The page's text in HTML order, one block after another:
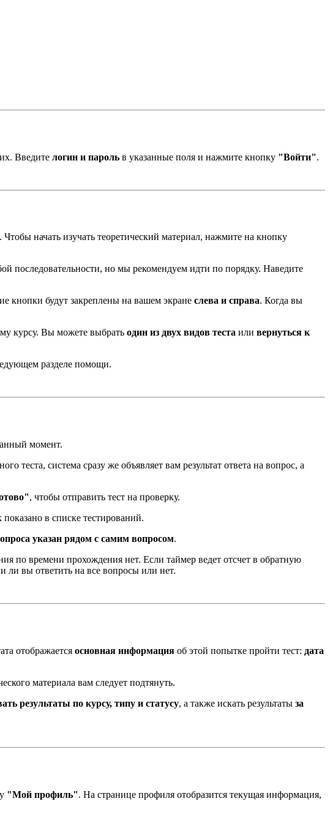
Введите логин и пароль в указанные поля и нажмите кнопку "Войти".
начать изучать теоретический материал, нажмите на кнопку
последовательности, но мы рекомендуем идти по порядку. Наведите
кнопки будут закреплены на вашем экране слева и справа. Когда вы
курсу. Вы можете выбрать один из двух видов теста или вернуться к
разделе помощи.
момент.
теста, система сразу же объявляет вам результат ответа на вопрос, а
, чтобы отправить тест на проверку.
в списке тестирований.
указан рядом с самим вопросом.
по времени прохождения нет. Если таймер ведет отсчет в обратную
ли вы ответить на все вопросы или нет.
отображается основная информация об этой попытке пройти тест: дата
материала вам следует подтянуть.
результаты по курсу, типу и статусу, а также искать результаты за
"Мой профиль". На странице профиля отобразится текущая информация,